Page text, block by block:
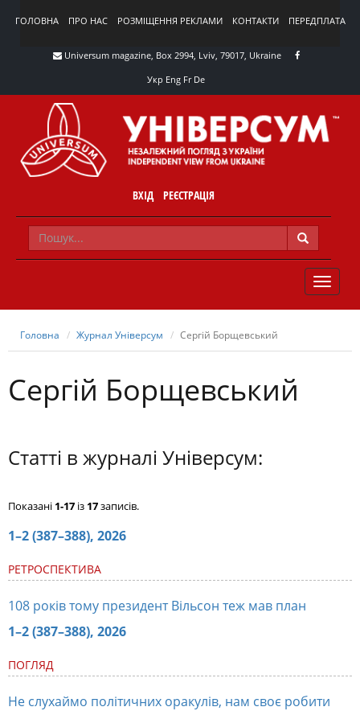
ГОЛОВНА ПРО НАС РОЗМІЩЕННЯ РЕКЛАМИ КОНТАКТИ ПЕРЕДПЛАТА
Universum magazine, Box 2994, Lviv, 79017, Ukraine
Укр Eng Fr De
ВХІД РЕЄСТРАЦІЯ
TOGGLE
Головна Журнал Універсум Сергій Борщевський
Сергій Борщевський
Статті в журналі Універсум:
Показані 1-17 із 17записів.
1–2 (387–388), 2026
РЕТРОСПЕКТИВА
108 років тому президент Вільсон теж мав план
1–2 (387–388), 2026
ПОГЛЯД
Не слухаймо політичних оракулів, нам своє робити